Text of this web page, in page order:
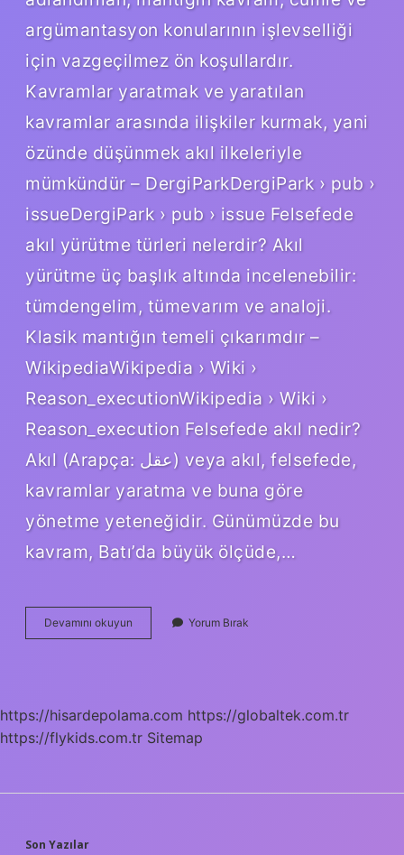
argümantasyon konularının işlevselliği
için vazgeçilmez ön koşullardır.
Kavramlar yaratmak ve yaratılan
kavramlar arasında ilişkiler kurmak, yani
özünde düşünmek akıl ilkeleriyle
mümkündür – DergiParkDergiPark › pub ›
issueDergiPark › pub › issue Felsefede
akıl yürütme türleri nelerdir? Akıl
yürütme üç başlık altında incelenebilir:
tümdengelim, tümevarım ve analoji.
Klasik mantığın temeli çıkarımdır –
WikipediaWikipedia › Wiki ›
Reason_executionWikipedia › Wiki ›
Reason_execution Felsefede akıl nedir?
Akıl (Arapça: عقل) veya akıl, felsefede,
kavramlar yaratma ve buna göre
yönetme yeteneğidir. Günümüzde bu
kavram, Batı’da büyük ölçüde,…
Devamını okuyun Felsefede
Akıl
Yorum Bırak
https://hisardepolama.com https://globaltek.com.tr
https://flykids.com.tr Sitemap
Son Yazılar